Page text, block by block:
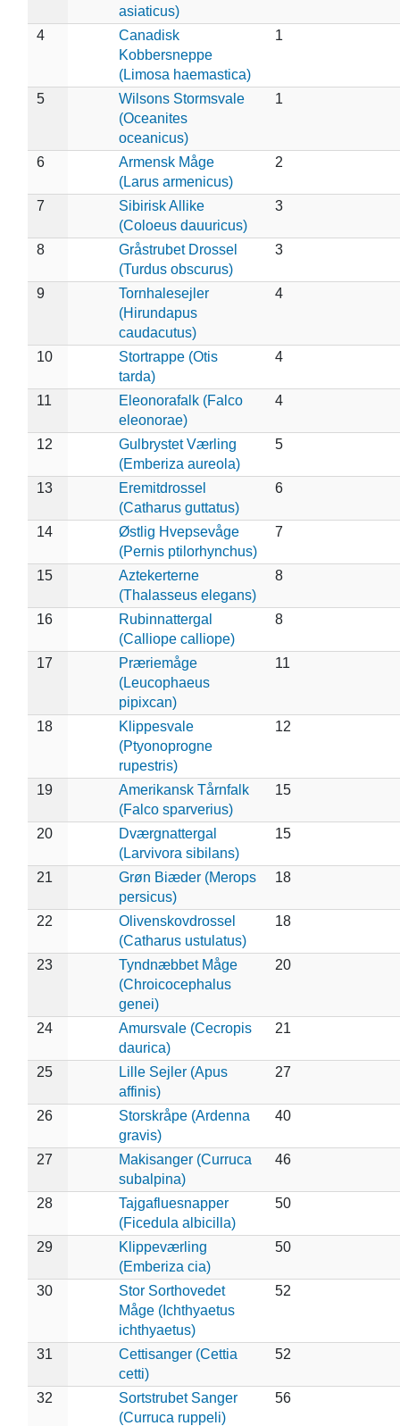
asiaticus)
4
Canadisk
Kobbersneppe
(Limosa haemastica)
1
5
Wilsons Stormsvale
(Oceanites
oceanicus)
1
6
Armensk Måge
(Larus armenicus)
2
7
Sibirisk Allike
(Coloeus dauuricus)
3
8
Gråstrubet Drossel
(Turdus obscurus)
3
9
Tornhalesejler
(Hirundapus
caudacutus)
4
10
Stortrappe (Otis
tarda)
4
11
Eleonorafalk (Falco
eleonorae)
4
12
Gulbrystet Værling
(Emberiza aureola)
5
13
Eremitdrossel
(Catharus guttatus)
6
14
Østlig Hvepsevåge
(Pernis ptilorhynchus)
7
15
Aztekerterne
(Thalasseus elegans)
8
16
Rubinnattergal
(Calliope calliope)
8
17
Præriemåge
(Leucophaeus
pipixcan)
11
18
Klippesvale
(Ptyonoprogne
rupestris)
12
19
Amerikansk Tårnfalk
(Falco sparverius)
15
20
Dværgnattergal
(Larvivora sibilans)
15
21
Grøn Biæder (Merops
persicus)
18
22
Olivenskovdrossel
(Catharus ustulatus)
18
23
Tyndnæbbet Måge
(Chroicocephalus
genei)
20
24
Amursvale (Cecropis
daurica)
21
25
Lille Sejler (Apus
affinis)
27
26
Storskråpe (Ardenna
gravis)
40
27
Makisanger (Curruca
subalpina)
46
28
Tajgafluesnapper
(Ficedula albicilla)
50
29
Klippeværling
(Emberiza cia)
50
30
Stor Sorthovedet
Måge (Ichthyaetus
ichthyaetus)
52
31
Cettisanger (Cettia
cetti)
52
32
Sortstrubet Sanger
(Curruca ruppeli)
56